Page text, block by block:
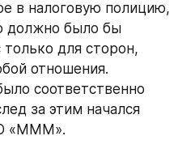
в налоговую полицию,
должно было бы
только для сторон,
отношения.
соответственно
за этим начался
«МММ».